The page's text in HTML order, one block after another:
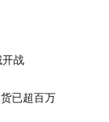
开战
已超百万